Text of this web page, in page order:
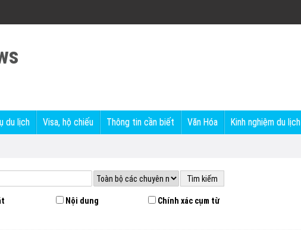
du lịch Visa, hộ chiếu Thông tin cần biết Văn Hóa Kinh nghiệm du lịch
Nội dung Chính xác cụm từ